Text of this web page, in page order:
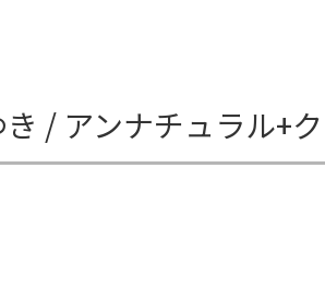
/ アンナチュラル+